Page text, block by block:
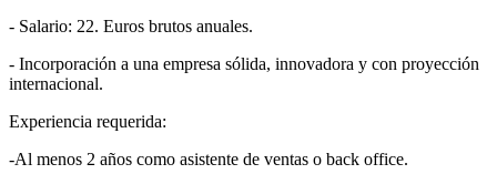
- Salario: 22. Euros brutos anuales.
- Incorporación a una empresa sólida, innovadora y con proyección
internacional.
Experiencia requerida:
-Al menos 2 años como asistente de ventas o back office.